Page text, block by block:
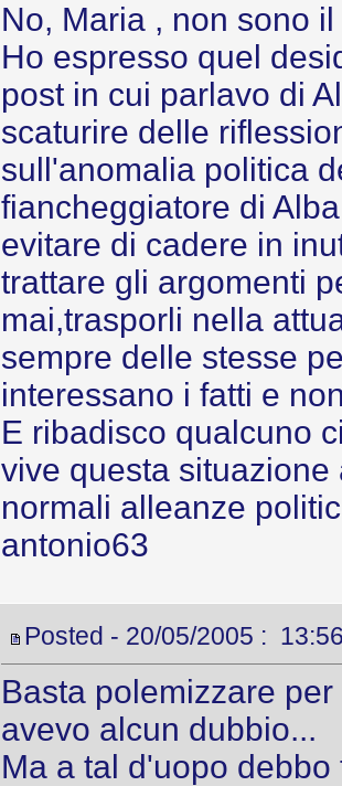
No, Maria , non sono
Ho espresso quel
post in cui parlavo di
scaturire delle
sull'anomalia politica
fiancheggiatore di
evitare di cadere in
trattare gli argomenti
mai,trasporli nella
sempre delle stesse
interessano i fatti e
E ribadisco qualcuno
vive questa
normali alleanze
antonio63
Posted - 20/05/2005 :
Basta polemizzare
avevo alcun dubbio...
Ma a tal d'uopo